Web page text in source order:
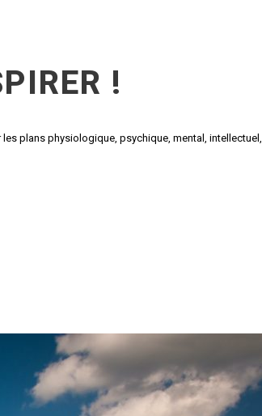
!
les plans physiologique, psychique, mental, intellectuel,